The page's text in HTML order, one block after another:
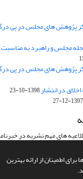
اطمینان از ارائه بهترین
پژوهش های مجلس در پی
مجلس و راهبرد به
پژوهش های مجلس در پی
در انتشار1398-10-23
1397-12-27
های مهم نشریه در